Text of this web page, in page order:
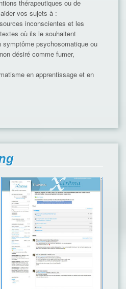
thérapeutiques ou de
vos sujets à :
inconscientes et les
où ils le souhaitent
symptôme psychosomatique ou
désiré comme fumer,
en apprentissage et en